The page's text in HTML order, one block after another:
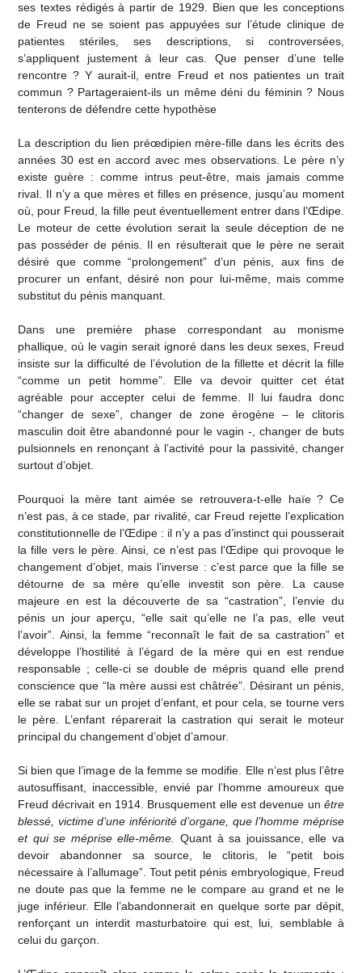
ses textes rédigés à partir de 1929. Bien que les conceptions
de Freud ne se soient pas appuyées sur l’étude clinique de
patientes stériles, ses descriptions, si controversées,
s’appliquent justement à leur cas. Que penser d’une telle
rencontre ? Y aurait-il, entre Freud et nos patientes un trait
commun ? Partageraient-ils un même déni du féminin ? Nous
tenterons de défendre cette hypothèse
La description du lien préœdipien mère-fille dans les écrits des
années 30 est en accord avec mes observations. Le père n’y
existe guère : comme intrus peut-être, mais jamais comme
rival. Il n’y a que mères et filles en présence, jusqu’au moment
où, pour Freud, la fille peut éventuellement entrer dans l’Œdipe.
Le moteur de cette évolution serait la seule déception de ne
pas posséder de pénis. Il en résulterait que le père ne serait
désiré que comme “prolongement” d’un pénis, aux fins de
procurer un enfant, désiré non pour lui-même, mais comme
substitut du pénis manquant.
Dans une première phase correspondant au monisme
phallique, où le vagin serait ignoré dans les deux sexes, Freud
insiste sur la difficulté de l’évolution de la fillette et décrit la fille
“comme un petit homme”. Elle va devoir quitter cet état
agréable pour accepter celui de femme. Il lui faudra donc
“changer de sexe”, changer de zone érogène – le clitoris
masculin doit être abandonné pour le vagin -, changer de buts
pulsionnels en renonçant à l’activité pour la passivité, changer
surtout d’objet.
Pourquoi la mère tant aimée se retrouvera-t-elle haïe ? Ce
n’est pas, à ce stade, par rivalité, car Freud rejette l’explication
constitutionnelle de l’Œdipe : il n’y a pas d’instinct qui pousserait
la fille vers le père. Ainsi, ce n’est pas l’Œdipe qui provoque le
changement d’objet, mais l’inverse : c’est parce que la fille se
détourne de sa mère qu’elle investit son père. La cause
majeure en est la découverte de sa “castration”, l’envie du
pénis un jour aperçu, “elle sait qu’elle ne l’a pas, elle veut
l’avoir”. Ainsi, la femme “reconnaît le fait de sa castration” et
développe l’hostilité à l’égard de la mère qui en est rendue
responsable ; celle-ci se double de mépris quand elle prend
conscience que “la mère aussi est châtrée”. Désirant un pénis,
elle se rabat sur un projet d’enfant, et pour cela, se tourne vers
le père. L’enfant réparerait la castration qui serait le moteur
principal du changement d’objet d’amour.
Si bien que l’image de la femme se modifie. Elle n’est plus l’être
autosuffisant, inaccessible, envié par l’homme amoureux que
Freud décrivait en 1914. Brusquement elle est devenue un être
blessé, victime d’une infériorité d’organe, que l’homme méprise
et qui se méprise elle-même. Quant à sa jouissance, elle va
devoir abandonner sa source, le clitoris, le “petit bois
nécessaire à l’allumage”. Tout petit pénis embryologique, Freud
ne doute pas que la femme ne le compare au grand et ne le
juge inférieur. Elle l’abandonnerait en quelque sorte par dépit,
renforçant un interdit masturbatoire qui est, lui, semblable à
celui du garçon.